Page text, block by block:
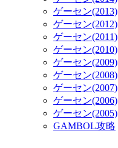
ゲーセン(2013)
ゲーセン(2012)
ゲーセン(2011)
ゲーセン(2010)
ゲーセン(2009)
ゲーセン(2008)
ゲーセン(2007)
ゲーセン(2006)
ゲーセン(2005)
GAMBOL攻略